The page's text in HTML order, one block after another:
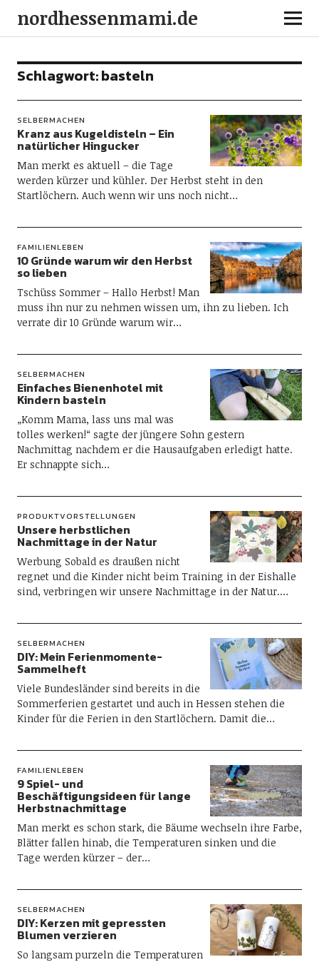
nordhessenmami.de
Schlagwort:basteln
SELBERMACHEN
Kranz aus Kugeldisteln – Ein
natürlicher Hingucker
Man merkt es aktuell – die Tage
werden kürzer und kühler. Der Herbst steht in den
Startlöchern. Auch wenn wir uns noch nicht…
FAMILIENLEBEN
10 Gründe warum wir den Herbst
so lieben
Tschüss Sommer – Hallo Herbst! Man
muss ihn nur zu nehmen wissen um, ihn zu lieben. Ich
verrate dir 10 Gründe warum wir…
SELBERMACHEN
Einfaches Bienenhotel mit
Kindern basteln
„Komm Mama, lass uns mal was
tolles werken!“ sagte der jüngere Sohn gestern
Nachmittag nachdem er die Hausaufgaben erledigt hatte.
Er schnappte sich…
PRODUKTVORSTELLUNGEN
Unsere herbstlichen
Nachmittage in der Natur
Werbung Sobald es draußen nicht
regnet und die Kinder nicht beim Training in der Eishalle
sind, verbringen wir unsere Nachmittage in der Natur.…
SELBERMACHEN
DIY: Mein Ferienmomente-
Sammelheft
Viele Bundesländer sind bereits in die
Sommerferien gestartet und auch in Hessen stehen die
Kinder für die Ferien in den Startlöchern. Damit die…
FAMILIENLEBEN
9 Spiel- und
Beschäftigungsideen für lange
Herbstnachmittage
Man merkt es schon stark, die Bäume wechseln ihre Farbe,
Blätter fallen hinab, die Temperaturen sinken und die
Tage werden kürzer – der…
SELBERMACHEN
DIY: Kerzen mit gepressten
Blumen verzieren
So langsam purzeln die Temperaturen